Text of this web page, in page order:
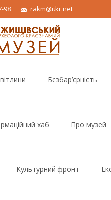
98 rakm@ukr.net
Безбар’єрність
хаб Про музей
Культурний фронт